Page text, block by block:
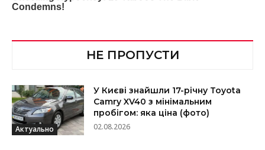
НЕ ПРОПУСТИ
Актуально
У Києві знайшли 17-річну Toyota
Camry XV40 з мінімальним
пробігом: яка ціна (фото)
02.08.2026